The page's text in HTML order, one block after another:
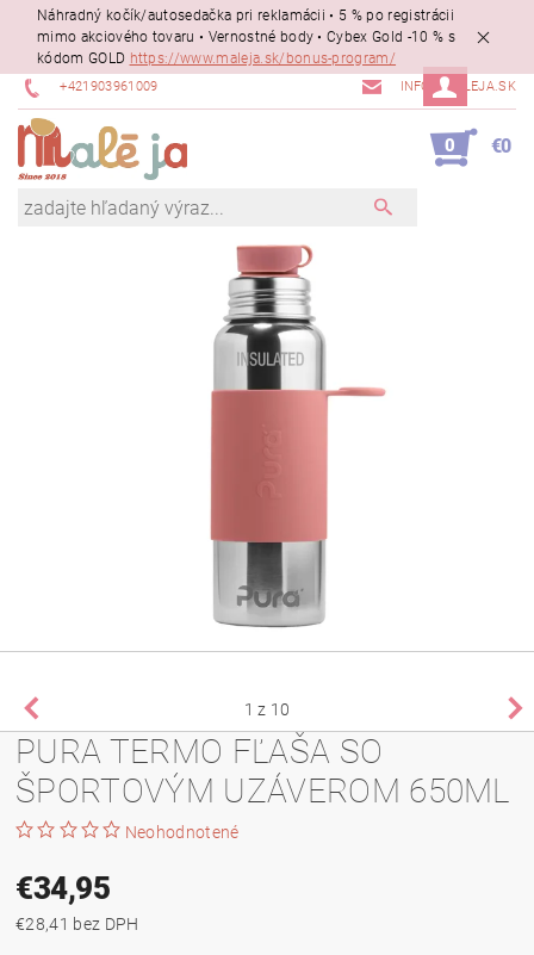
Náhradný kočík/autosedačka pri reklamácii • 5 % po registrácii
mimo akciového tovaru • Vernostné body • Cybex Gold -10 % s
kódom GOLD https://www.maleja.sk/bonus-program/
+421903961009 INFO@MALEJA.SK
0 €0
1 z 10
PURA TERMO FĽAŠA SO
ŠPORTOVÝM UZÁVEROM 650ML
Neohodnotené
€34,95
€28,41 bez DPH